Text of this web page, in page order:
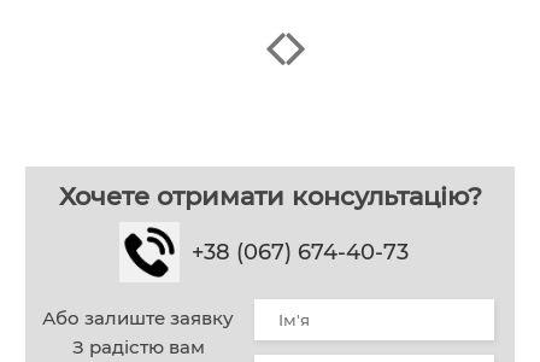
Хочете отримати консультацію?
+38 (067) 674-40-73
Або залиште заявку
З радістю вам